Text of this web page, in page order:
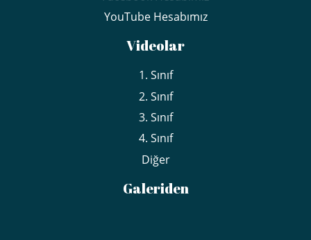
YouTube Hesabımız
Videolar
1. Sınıf
2. Sınıf
3. Sınıf
4. Sınıf
Diğer
Galeriden